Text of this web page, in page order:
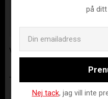
Tillverkare
Visa alla produkter från
på
Nej tack, jag vill inte